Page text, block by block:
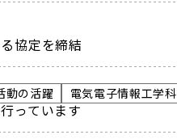
協定を締結
動の活躍 電気電子情報工学科
っています